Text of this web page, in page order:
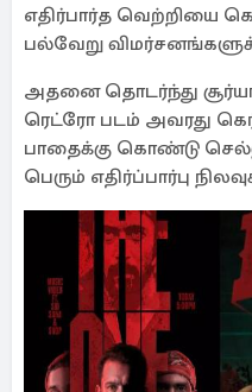
எதிர்பார்த வெற்றியை
பல்வேறு
அதனை தொடர்ந்து
ரெட்ரோ படம் அவரது
பாதைக்கு கொண்டு
பெரும் எதிர்ப்பார்பு